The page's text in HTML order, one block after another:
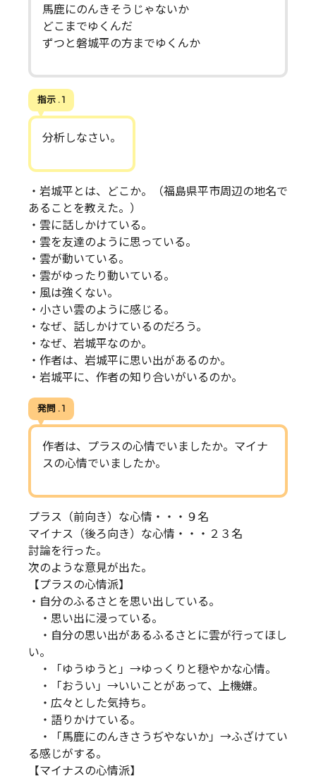
馬鹿にのんきそうじゃないか
どこまでゆくんだ
ずつと磐城平の方までゆくんか
指示 . 1
分析しなさい。
・岩城平とは、どこか。（福島県平市周辺の地名で
あることを教えた。）
・雲に話しかけている。
・雲を友達のように思っている。
・雲が動いている。
・雲がゆったり動いている。
・風は強くない。
・小さい雲のように感じる。
・なぜ、話しかけているのだろう。
・なぜ、岩城平なのか。
・作者は、岩城平に思い出があるのか。
・岩城平に、作者の知り合いがいるのか。
発問 . 1
作者は、プラスの心情でいましたか。マイナ
スの心情でいましたか。
プラス（前向き）な心情・・・９名
マイナス（後ろ向き）な心情・・・２３名
討論を行った。
次のような意見が出た。
【プラスの心情派】
・自分のふるさとを思い出している。
・思い出に浸っている。
・自分の思い出があるふるさとに雲が行ってほし
い。
・「ゆうゆうと」→ゆっくりと穏やかな心情。
・「おうい」→いいことがあって、上機嫌。
・広々とした気持ち。
・語りかけている。
・「馬鹿にのんきさうぢやないか」→ふざけてい
る感じがする。
【マイナスの心情派】